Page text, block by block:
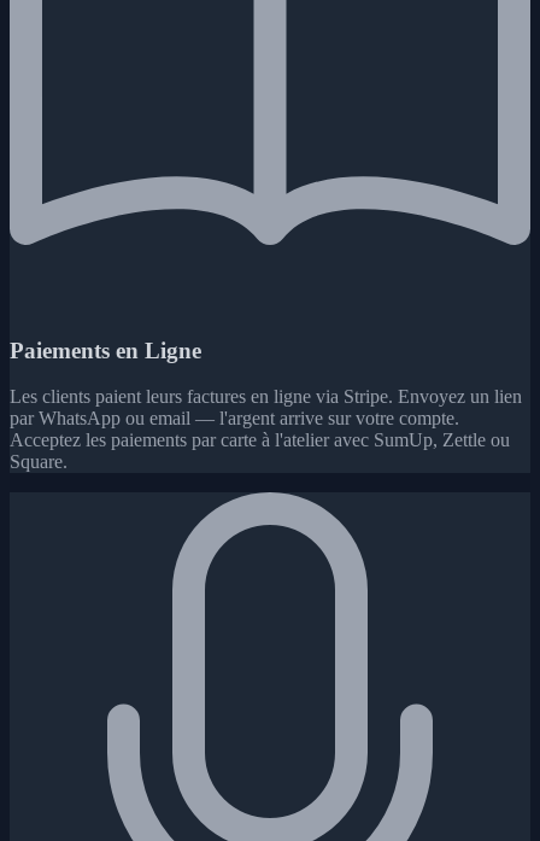
Paiements en Ligne
Les clients paient leurs factures en ligne via Stripe. Envoyez un lien
par WhatsApp ou email — l'argent arrive sur votre compte.
Acceptez les paiements par carte à l'atelier avec SumUp, Zettle ou
Square.